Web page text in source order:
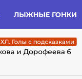
ЛЫЖНЫЕ ГОНКИ
Голы с подсказками
и Дорофеева 6